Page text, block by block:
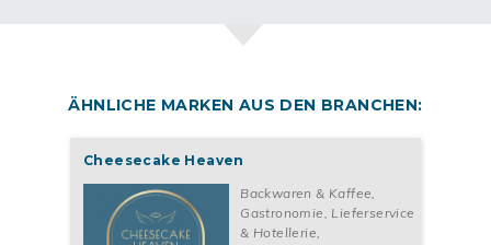
sie kommen auch wegen des zuvorkommenden und
um mit der Familie und Freunden einen geselligen Abend zu
Um nun auch Feinschmecker*innen und Genussmenschen in
begeistern, sucht SdP nach Franchisepartner*innen, die sich
erfolgreich mit einem eigenen Restaurant selbstständig
machen wollen. Was du dafür brauchst sind vor allem
ÄHNLICHE MARKEN AUS DEN BRANCHEN:
Cheesecake Heaven
Backwaren & Kaffee
Gastronomie, Lieferservice
& Hotellerie